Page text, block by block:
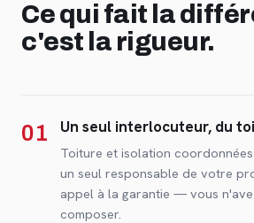
Ce qui fait la
c'est la rigueur.
01 Un seul interlocuteur, du
Toiture et isolation
un seul responsable de votre
appel à la garantie — vous
composer.